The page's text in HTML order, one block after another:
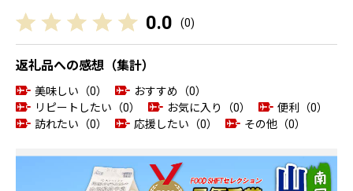
0.0 (0)
返礼品への感想（集計）
美味しい（0）
おすすめ（0）
リピートしたい（0）
お気に入り（0）
便利（0）
訪れたい（0）
応援したい（0） その他（0）